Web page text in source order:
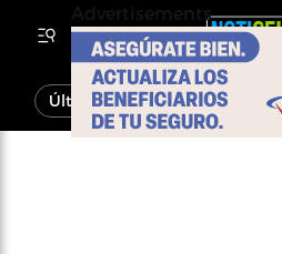
Última Hora Noticias
Advertisements